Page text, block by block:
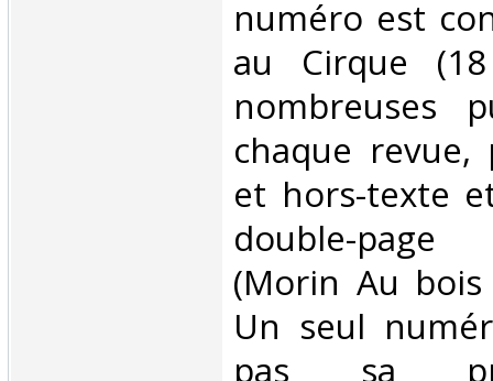
numéro est
au Cirque
nombreuses
chaque revue,
et hors-texte
double-
(Morin Au
Un seul
pas sa